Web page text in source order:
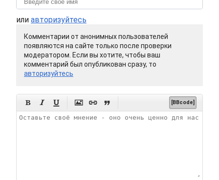
или авторизуйтесь
Комментарии от анонимных пользователей
появляются на сайте только после проверки
модератором. Если вы хотите, чтобы ваш
комментарий был опубликован сразу, то
авторизуйтесь
      [BBcode]